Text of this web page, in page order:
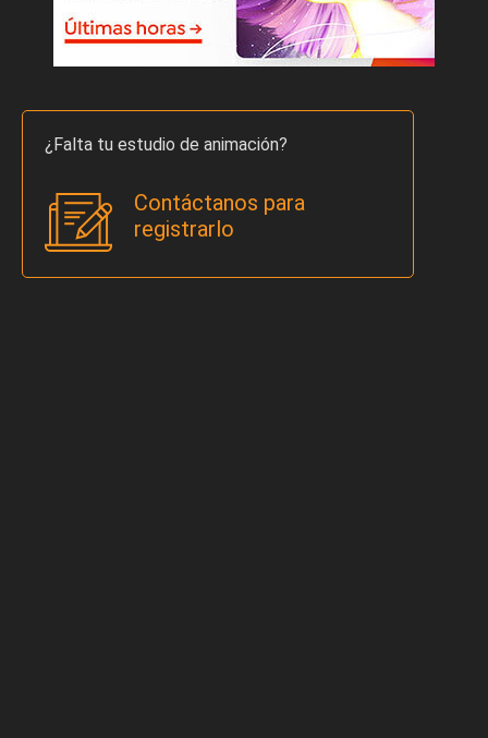
¿Falta tu estudio de animación?
Contáctanos para
registrarlo